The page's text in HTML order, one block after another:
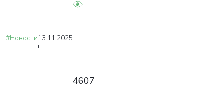
#Новости13.11.2025
г.
4607